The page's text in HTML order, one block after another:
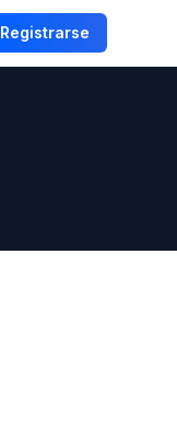
Registrarse